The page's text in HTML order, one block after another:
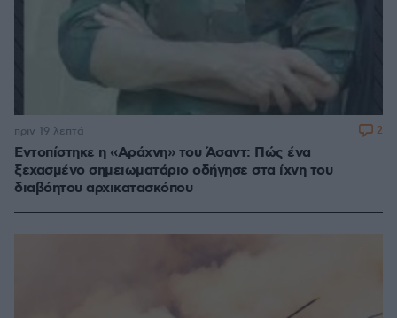
Εντοπίστηκε η «Αράχνη» του Άσαντ: Πώς ένα
ξεχασμένο σημειωματάριο οδήγησε στα ίχνη του
διαβόητου αρχικατασκόπου
πριν 19 λεπτά 2